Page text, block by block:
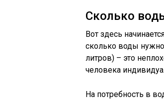
Сколько
Вот здесь
сколько воды
литров) – это
человека
На потребность в